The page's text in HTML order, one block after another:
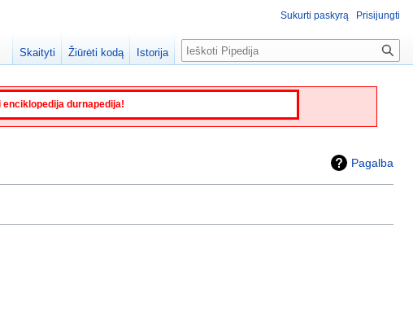
durnapedija!
Pagalba
Sukurti paskyrą Prisijungti
Skaityti Žiūrėti kodą Istorija Paieška